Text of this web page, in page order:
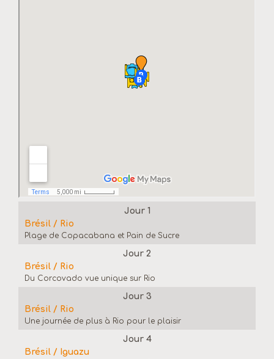
Jour 1
Brésil / Rio
Plage de Copacabana et Pain de Sucre
Jour 2
Brésil / Rio
Du Corcovado vue unique sur Rio
Jour 3
Brésil / Rio
Une journée de plus à Rio pour le plaisir
Jour 4
Brésil / Iguazu